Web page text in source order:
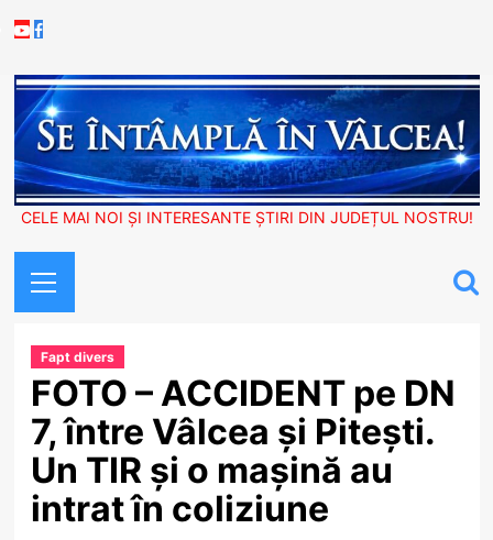
to
Youtube
Facebook
CELE MAI NOI ȘI INTERESANTE ȘTIRI DIN JUDEȚUL NOSTRU!
Menu
Fapt divers
FOTO – ACCIDENT pe DN
7, între Vâlcea și Pitești.
Un TIR și o mașină au
intrat în coliziune